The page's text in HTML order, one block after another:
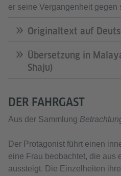
er seine Vergangenheit gegen
Originaltext auf
Übersetzung in
Shaju)
DER FAHRGAST
Aus der Sammlung
Der Protagonist führt einen
eine Frau beobachtet, die aus
aussteigt. Die Einzelheiten